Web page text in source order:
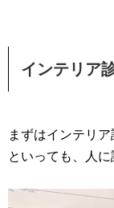
インテリア
まずはインテリア
といっても、人